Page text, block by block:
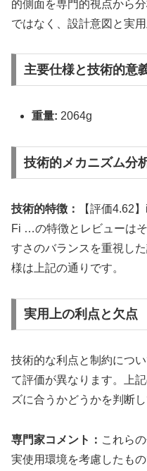
的側面を専門的視点から
ではなく、設計意図と実
主要仕様と技術的意
重量: 2064g
技術的メカニズム分
技術的特徴：
【評価4.62
Fi …の特徴とレビューは
すさのバランスを重視し
様は上記の通りです。
実用上の利点と欠点
技術的な利点と制約につ
て評価が異なります。上
ズに合うかどうかを判断し
専門家コメント： これら
実使用環境を考慮したも